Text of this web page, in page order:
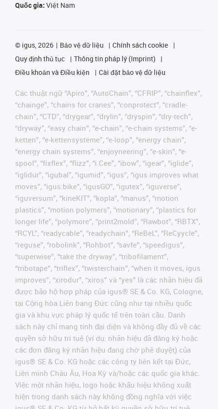
Quốc gia: Việt Nam
© igus, 2026 Bảo vệ dữ liệu
Chính sách cookie
Quy định thủ tục
Thông tin pháp lý (Imprint)
Điều khoản và Điều kiện
Cài đặt bảo vệ dữ liệu
Các thuật ngữ “Apiro”, “AutoChain”, “CFRIP”, “chainflex”,
“chainge”, “chains for cranes”, “conprotect”, “cradle-
chain”, “CTD”, “drygear”, “drylin”, “dryspin”, “dry-tech”,
“dryway”, “easy chain”, “e-chain”, “e-chain systems”, “e-
ketten”, “e-kettensysteme”, “e-loop”, “energy chain”,
“energy chain systems”, “enjoyneering”, “e-skin”, “e-
spool”, “fixflex”, “flizz”, “i.Cee”, “ibow”, “igear”, “iglide”,
“iglidur”, “igubal”, “igumid”, “igus”, “igus improves what
moves”, “igus:bike”, “igusGO”, “igutex”, “iguverse”,
“iguversum”, “kineKIT”, “kopla”, “manus”, “motion
plastics”, “motion polymers”, “motionary”, “plastics for
longer life”, “polymore”, “print2mold”, “Rawbot”, “RBTX”,
“RCYL”, “readycable”, “readychain”, “ReBeL”, “ReCyycle”,
“reguse”, “robolink”, “Rohbot”, “savfe”, “speedigus”,
“superwise”, “take the dryway”, “tribofilament”,
“tribotape”, “triflex”, “twisterchain”, “when it moves, igus
improves”, “xirodur”, “xiros” và “yes” là các nhãn hiệu đã
được bảo hộ hợp pháp của igus® SE & Co. KG, Cologne,
tại Cộng hòa Liên bang Đức cũng như tại nhiều quốc
gia và khu vực pháp lý quốc tế trên toàn cầu. Danh
sách này chỉ mang tính đại diện và không đầy đủ về các
quyền sở hữu trí tuệ (ví dụ: nhãn hiệu đã đăng ký hoặc
các đơn đăng ký nhãn hiệu đang chờ phê duyệt) của
igus® SE & Co. KG hoặc các công ty liên kết tại Đức,
Liên minh Châu Âu, Hoa Kỳ và/hoặc các quốc gia khác.
Việc một nhãn hiệu, logo hoặc khẩu hiệu không xuất
hiện trong danh sách này không đồng nghĩa với việc